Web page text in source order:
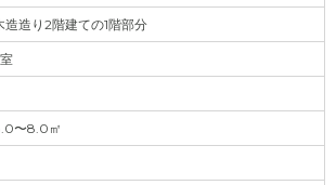
造造り2階建ての1階部分
〜8.0㎡